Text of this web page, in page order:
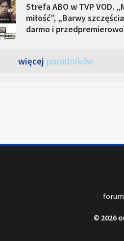
Strefa ABO w TVP VOD.
miłość”, „Barwy
darmo i przedpremierowo
więcej poradników
© 2026